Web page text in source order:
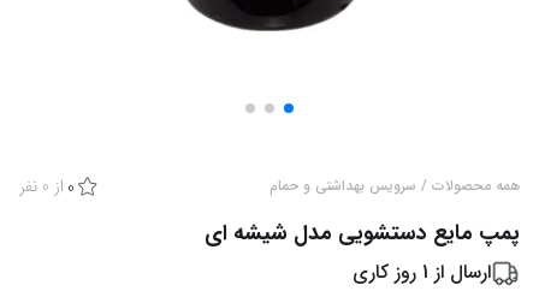
همه محصولات / سرویس بهداشتی و حمام 0 از 0 نفر
پمپ مایع دستشویی مدل شیشه ای
ارسال از 1 روز کاری